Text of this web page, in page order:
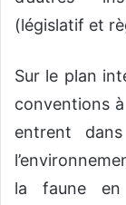
(législatif et
Sur le plan
conventions
entrent
la faune